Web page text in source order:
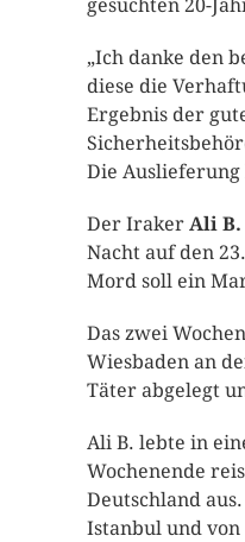
gesuchten 20-
„Ich danke den
diese die
Ergebnis der
Die Auslieferung
Der Iraker Ali B.
Nacht auf den
Mord soll ein
Das zwei
Wiesbaden an
Täter abgelegt
Ali B. lebte in
Wochenende
Deutschland
Istanbul und